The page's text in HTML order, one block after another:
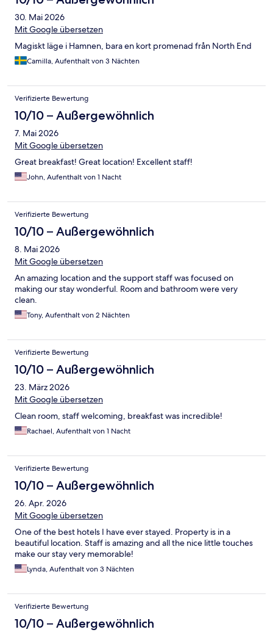
30. Mai 2026
Mit Google übersetzen
Magiskt läge i Hamnen, bara en kort promenad från North End
Camilla, Aufenthalt von 3 Nächten
Verifizierte Bewertung
10/10 – Außergewöhnlich
7. Mai 2026
Mit Google übersetzen
Great breakfast! Great location! Excellent staff!
John, Aufenthalt von 1 Nacht
Verifizierte Bewertung
10/10 – Außergewöhnlich
8. Mai 2026
Mit Google übersetzen
An amazing location and the support staff was focused on
making our stay wonderful. Room and bathroom were very
clean.
Tony, Aufenthalt von 2 Nächten
Verifizierte Bewertung
10/10 – Außergewöhnlich
23. März 2026
Mit Google übersetzen
Clean room, staff welcoming, breakfast was incredible!
Rachael, Aufenthalt von 1 Nacht
Verifizierte Bewertung
10/10 – Außergewöhnlich
26. Apr. 2026
Mit Google übersetzen
One of the best hotels I have ever stayed. Property is in a
beautiful location. Staff is amazing and all the nice little touches
make our stay very memorable!
Lynda, Aufenthalt von 3 Nächten
Verifizierte Bewertung
10/10 – Außergewöhnlich